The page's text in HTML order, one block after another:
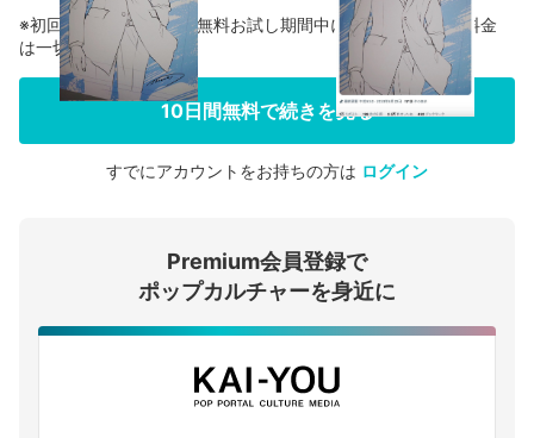
会員登録する
ログインする
※初回登録の方に限り、無料お試し期間中に解約した場合、料金
は一切かかりません。
10日間無料で続きを見る
すでにアカウントをお持ちの方は ログイン
Premium会員登録で
ポップカルチャーを身近に